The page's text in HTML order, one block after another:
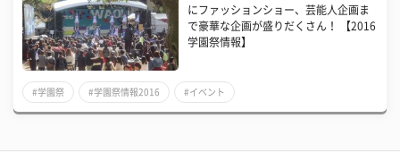
にファッションショー、芸能人企画ま
で豪華な企画が盛りだくさん！ 【2016
学園祭情報】
#学園祭 #学園祭情報2016 #イベント